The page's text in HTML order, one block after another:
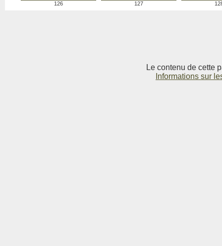
126 127
Le contenu de cette
Informations sur